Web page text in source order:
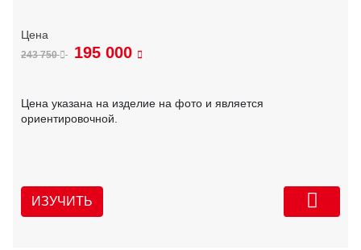
243 750 195 000
Цена указана на изделие на фото и является
ориентировочной.
ИЗУЧИТЬ